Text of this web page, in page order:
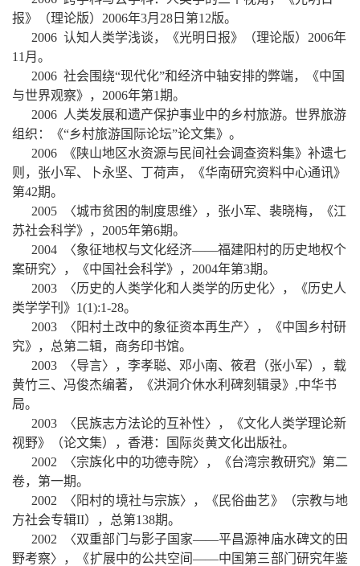
报》（理论版） 2006年3月 28 日第12版。
2006 认知人类学浅谈，《光明日报》（理论版） 2006年
11 月。
2006 社会围绕“现代化”和经济中轴安排的弊端，《中国
与世界观察》， 2006年第1期。
2006 人类发展和遗产保护事业中的乡村旅游。世界旅游
组织：《“乡村旅游国际论坛”论文集》。
2006
《陕山地区水资源与民间社会调查资料集》补遗七
则，张小军、卜永坚、丁荷声，《华南研究资料中心通讯》
第42期。
2005
〈城市贫困的制度思维〉，张小军、裴晓梅，
《江
苏社会科学》， 2005年第6期。
2004
〈象征地权与文化经济——福建阳村的历史地权个
案研究〉，
《中国社会科学》， 2004年第3期。
2003
〈历史的人类学化和人类学的历史化〉，《历史人
类学学刊》 1(1):1-28。
2003
〈阳村土改中的象征资本再生产〉，《中国乡村研
究》，总第二辑，商务印书馆。
2003
〈导言〉，李孝聪、邓小南、筱君（张小军），载
黄竹三、冯俊杰编著，《洪洞介休水利碑刻辑录》 ,中华书
局。
2003
〈民族志方法论的互补性〉，《文化人类学理论新
视野》（论文集），香港：国际炎黄文化出版社。
2002
〈宗族化中的功德寺院〉，《台湾宗教研究》第二
卷，第一期。
2002
〈阳村的境社与宗族〉，《民俗曲艺》（宗教与地
方社会专辑II），总第138期。
2002
〈双重部门与影子国家——平昌源神庙水碑文的田
野考察〉，《扩展中的公共空间——中国第三部门研究年鉴